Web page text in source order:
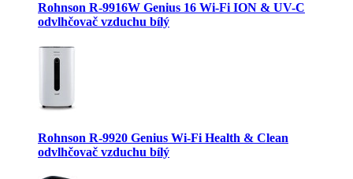
Rohnson R-9916W Genius 16 Wi-Fi ION & UV-C
odvlhčovač vzduchu bílý
Rohnson R-9920 Genius Wi-Fi Health & Clean
odvlhčovač vzduchu bílý